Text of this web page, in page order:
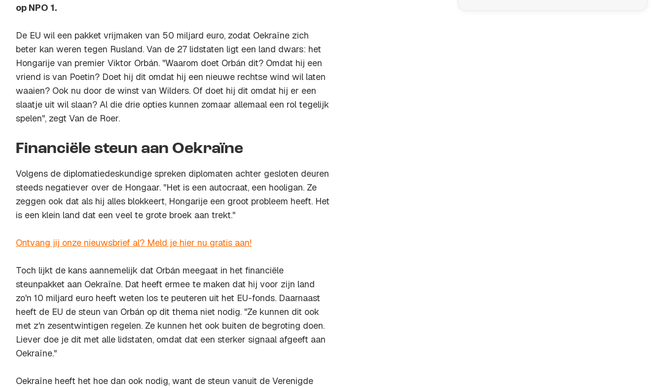
op NPO 1.
De EU wil een pakket vrijmaken van 50 miljard euro, zodat Oekraïne zich
beter kan weren tegen Rusland. Van de 27 lidstaten ligt een land dwars: het
Hongarije van premier Viktor Orbán. "Waarom doet Orbán dit? Omdat hij een
vriend is van Poetin? Doet hij dit omdat hij een nieuwe rechtse wind wil laten
waaien? Ook nu door de winst van Wilders. Of doet hij dit omdat hij er een
slaatje uit wil slaan? Al die drie opties kunnen zomaar allemaal een rol tegelijk
spelen", zegt Van de Roer.
Financiële steun aan Oekraïne
Volgens de diplomatiedeskundige spreken diplomaten achter gesloten deuren
steeds negatiever over de Hongaar. "Het is een autocraat, een hooligan. Ze
zeggen ook dat als hij alles blokkeert, Hongarije een groot probleem heeft. Het
is een klein land dat een veel te grote broek aan trekt."
Ontvang jij onze nieuwsbrief al? Meld je hier nu gratis aan!
Toch lijkt de kans aannemelijk dat Orbán meegaat in het financiële
steunpakket aan Oekraïne. Dat heeft ermee te maken dat hij voor zijn land
zo'n 10 miljard euro heeft weten los te peuteren uit het EU-fonds. Daarnaast
heeft de EU de steun van Orbán op dit thema niet nodig. "Ze kunnen dit ook
met z'n zesentwintigen regelen. Ze kunnen het ook buiten de begroting doen.
Liever doe je dit met alle lidstaten, omdat dat een sterker signaal afgeeft aan
Oekraïne."
Oekraïne heeft het hoe dan ook nodig, want de steun vanuit de Verenigde